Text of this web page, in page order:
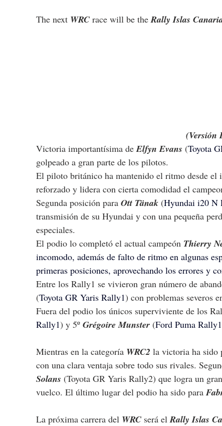
The next WRC race will be the Rally Islas
(Versión
Victoria importantísima de Elfyn Evans (Toyota
golpeado a gran parte de los pilotos.
El piloto británico ha mantenido el ritmo desde
reforzado y lidera con cierta comodidad el
Segunda posición para Ott Tänak (Hyundai i20 N
transmisión de su Hyundai y con una pequeña
especiales.
El podio lo completó el actual campeón Thierry
incomodo, además de falto de ritmo en algunas
primeras posiciones, aprovechando los errores y
Entre los Rally1 se vivieron gran número de
(Toyota GR Yaris Rally1) con problemas severos
Fuera del podio los únicos superviviente de los
Rally1) y 5º Grégoire Munster (Ford Puma Rally1
Mientras en la categoría WRC2 la victoria ha sido
con una clara ventaja sobre todo sus rivales.
Solans (Toyota GR Yaris Rally2) que logra un
vuelco. El último lugar del podio ha sido para
La próxima carrera del WRC será el Rally Islas